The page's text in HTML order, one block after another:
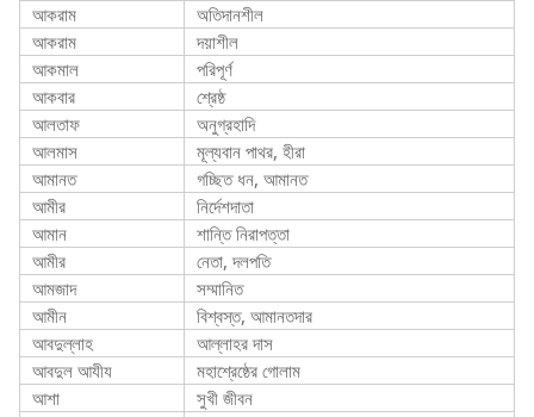
আকরাম
অতিদানশীল
আকরাম
দয়াশীল
আকমাল
পরিপূর্ণ
আকবার
শ্রেষ্ঠ
আলতাফ
অনুগ্রহাদি
আলমাস
মূল্যবান পাথর, হীরা
আমানত
গচ্ছিত ধন, আমানত
আমীর
নির্দেশদাতা
আমান
শান্তি নিরাপত্তা
আমীর
নেতা, দলপতি
আমজাদ
সম্মানিত
আমীন
বিশ্বস্ত, আমানতদার
আবদুল্লাহ
আল্লাহর দাস
আবদুল আযীয
মহাশ্রেষ্ঠের গোলাম
আশা
সুখী জীবন